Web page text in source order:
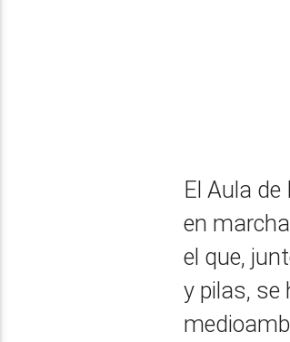
El Aula
en
el que,
y pilas, se